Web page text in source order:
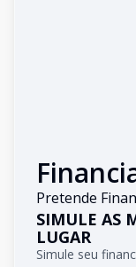
Pretende
SIMULE AS
LUGAR
Simule seu